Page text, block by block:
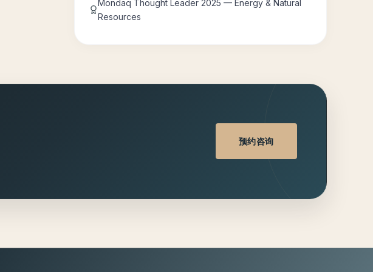
Mondaq Thought Leader 2025 — Energy & Natural
Resources
预约咨询